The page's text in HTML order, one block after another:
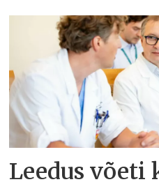
Leedus võeti